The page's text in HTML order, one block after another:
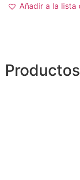
Añadir a la lista